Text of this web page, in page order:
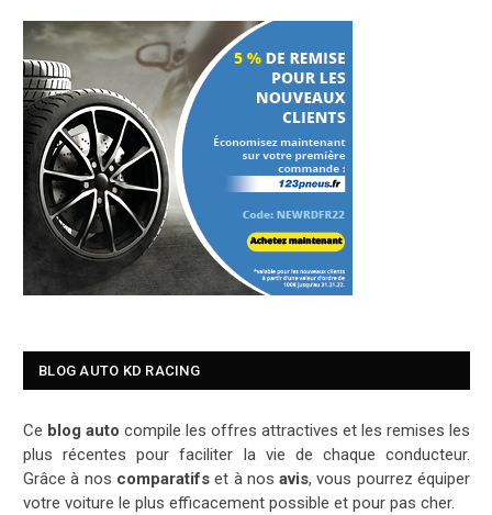
BLOG AUTO KD RACING
Ce blog auto compile les offres attractives et les remises les
plus récentes pour faciliter la vie de chaque conducteur.
Grâce à nos comparatifset à nosavis, vous pourrez équiper
votre voiture le plus efficacement possible et pour pas cher.